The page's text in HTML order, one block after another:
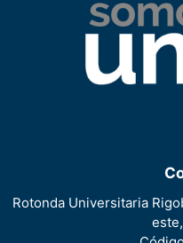
Rotonda Universitaria